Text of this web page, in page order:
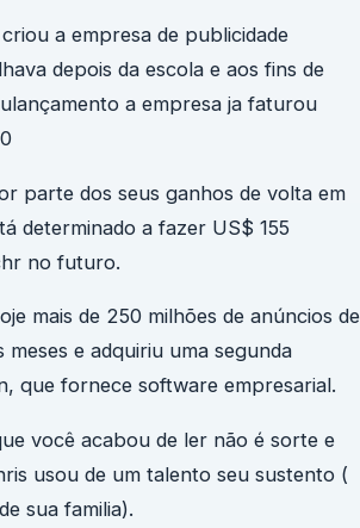
a empresa de publicidade
depois da escola e aos fins de
a empresa ja faturou
parte dos seus ganhos de volta em
determinado a fazer US$ 155
no futuro.
mais de 250 milhões de anúncios de
meses e adquiriu uma segunda
que fornece software empresarial.
você acabou de ler não é sorte e
usou de um talento seu sustento (
sua familia).